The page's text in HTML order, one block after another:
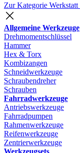
Zur Kategorie Werkstatt
Allgemeine Werkzeuge
Drehmomentschlüssel
Hammer
Hex & Torx
Kombizangen
Schneidwerkzeuge
Schraubendreher
Schrauben
Fahrradwerkzeuge
Antriebswerkzeuge
Fahrradpumpen
Rahmenwerkzeuge
Reifenwerkzeuge
Zentrierwerkzeuge
Werkzeugsets